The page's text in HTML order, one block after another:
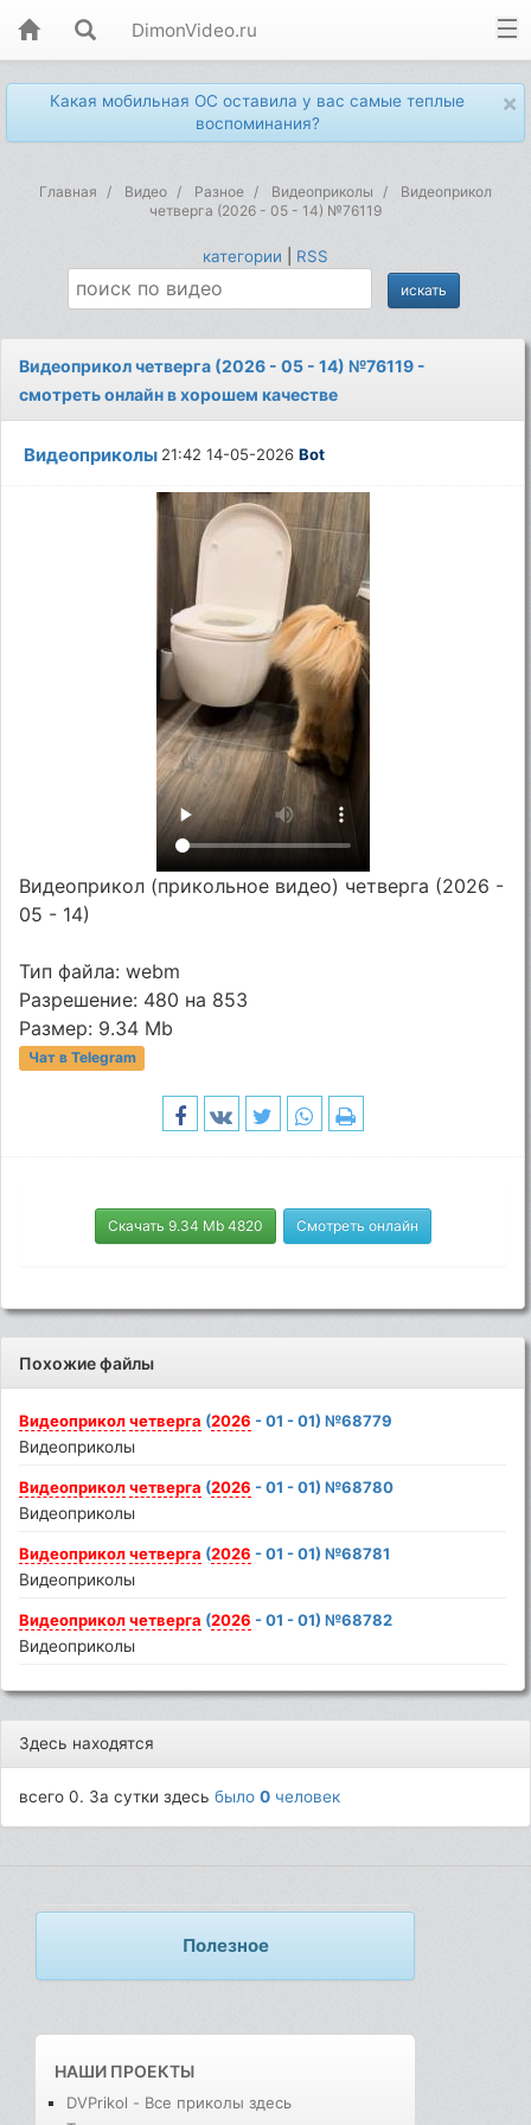
DimonVideo.ru
×
Какая мобильная ОС оставила у вас самые теплые
воспоминания?
Главная Видео Разное Видеоприколы
Видеоприкол
четверга (2026 - 05 - 14) №76119
категории RSS
Видеоприкол четверга (2026 - 05 - 14) №76119 -
смотреть онлайн в хорошем качестве
Видеоприколы 21:42 14-05-2026Bot
Видеоприкол (прикольное видео) четверга (2026 -
05 - 14)
Тип файла: webm
Разрешение: 480 на 853
Размер: 9.34 Mb
Чат в Telegram
Скачать 9.34 Mb 4820 Смотреть онлайн
Похожие файлы
Видеоприкол четверга (2026 - 01 - 01) №68779
Видеоприколы
Видеоприкол четверга (2026 - 01 - 01) №68780
Видеоприколы
Видеоприкол четверга (2026 - 01 - 01) №68781
Видеоприколы
Видеоприкол четверга (2026 - 01 - 01) №68782
Видеоприколы
Здесь находятся
всего 0. За сутки здесьбыло0 человек
Полезное
НАШИ ПРОЕКТЫ
DVPrikol - Все приколы здесь